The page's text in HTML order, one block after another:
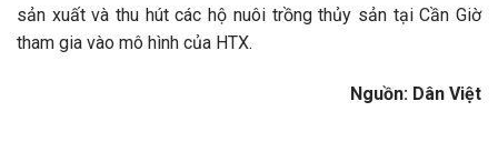
sản xuất và thu hút các hộ nuôi trồng thủy sản tại Cần Giờ
tham gia vào mô hình của HTX.
Nguồn: Dân Việt